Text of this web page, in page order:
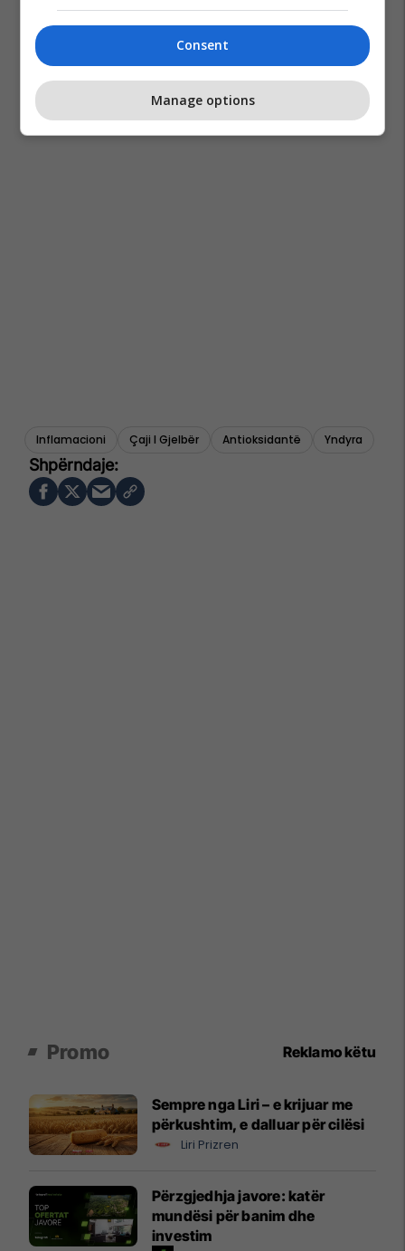
Inflamacioni Çaji I Gjelbër Antioksidantë Yndyra
Promo Reklamo këtu
Sempre nga Liri – e krijuar me
përkushtim, e dalluar për cilësi
Liri Prizren
Përzgjedhja javore: katër
mundësi për banim dhe
investim
Consent
Manage options